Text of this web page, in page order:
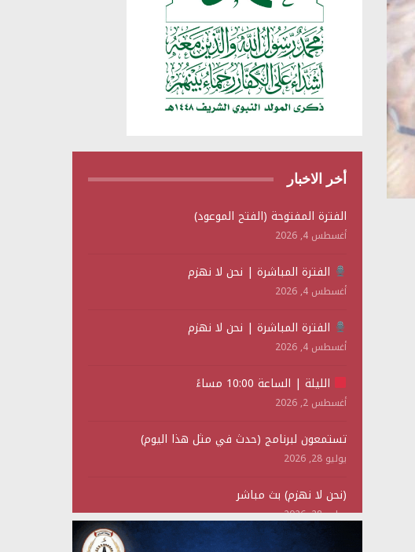
أخر الاخبار
الفترة المفتوحة (الفتح الموعود)
أغسطس 4, 2026
الفترة المباشرة | نحن لا نهزم
أغسطس 4, 2026
الفترة المباشرة | نحن لا نهزم
أغسطس 4, 2026
الليلة | الساعة 10:00 مساءً
أغسطس 2, 2026
تستمعون لبرنامج (حدث في مثل هذا اليوم)
يوليو 28, 2026
(نحن لا نهزم) بث مباشر
يوليو 28, 2026